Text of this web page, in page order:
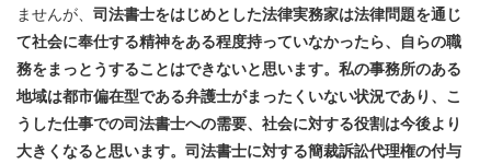
ませんが、 司法書士をはじめとした法律実務家は法律問題を通じ
て社会に奉仕する精神をある程度持っていなかったら、自らの職
務をまっとうすることはできないと思います。私の事務所のある
地域は都市偏在型である弁護士がまったくいない状況であり、こ
うした仕事での司法書士への需要、社会に対する役割は今後より
大きくなると思います。司法書士に対する簡裁訴訟代理権の付与